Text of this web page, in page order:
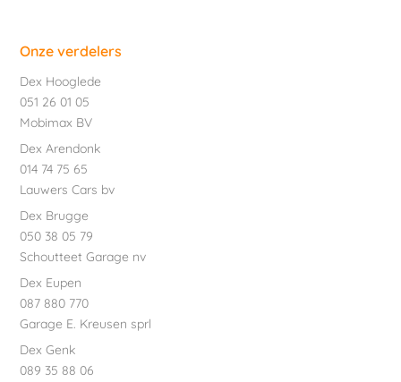
Onze verdelers
Dex Hooglede
051 26 01 05
Mobimax BV
Dex Arendonk
014 74 75 65
Lauwers Cars bv
Dex Brugge
050 38 05 79
Schoutteet Garage nv
Dex Eupen
087 880 770
Garage E. Kreusen sprl
Dex Genk
089 35 88 06